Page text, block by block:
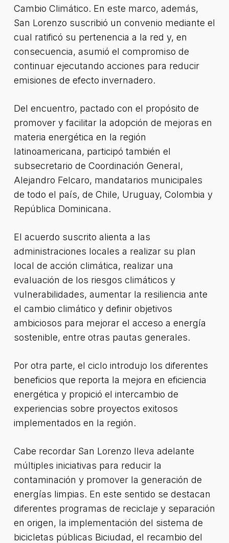
Cambio Climático. En este marco, además,
San Lorenzo suscribió un convenio mediante el
cual ratificó su pertenencia a la red y, en
consecuencia, asumió el compromiso de
continuar ejecutando acciones para reducir
emisiones de efecto invernadero.
Del encuentro, pactado con el propósito de
promover y facilitar la adopción de mejoras en
materia energética en la región
latinoamericana, participó también el
subsecretario de Coordinación General,
Alejandro Felcaro, mandatarios municipales
de todo el país, de Chile, Uruguay, Colombia y
República Dominicana.
El acuerdo suscrito alienta a las
administraciones locales a realizar su plan
local de acción climática, realizar una
evaluación de los riesgos climáticos y
vulnerabilidades, aumentar la resiliencia ante
el cambio climático y definir objetivos
ambiciosos para mejorar el acceso a energía
sostenible, entre otras pautas generales.
Por otra parte, el ciclo introdujo los diferentes
beneficios que reporta la mejora en eficiencia
energética y propició el intercambio de
experiencias sobre proyectos exitosos
implementados en la región.
Cabe recordar San Lorenzo lleva adelante
múltiples iniciativas para reducir la
contaminación y promover la generación de
energías limpias. En este sentido se destacan
diferentes programas de reciclaje y separación
en origen, la implementación del sistema de
bicicletas públicas Biciudad, el recambio del